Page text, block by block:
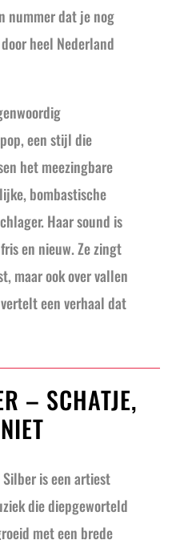
nummer dat je nog
heel Nederland
een stijl die
het meezingbare
bombastische
Haar sound is
en nieuw. Ze zingt
maar ook over vallen
een verhaal dat
– SCHATJE,
Silber is een artiest
die diepgeworteld
met een brede